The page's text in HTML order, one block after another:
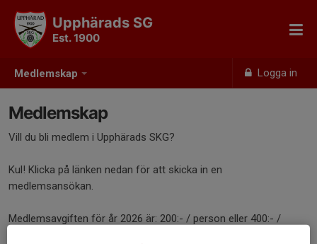
Medlemskap Logga in
Upphärads SG
Est. 1900
Medlemskap
Vill du bli medlem i Upphärads SKG?
Kul! Klicka på länken nedan för att skicka in en
medlemsansökan.
Medlemsavgiften för år 2026 är: 200:- / person eller 400:- /